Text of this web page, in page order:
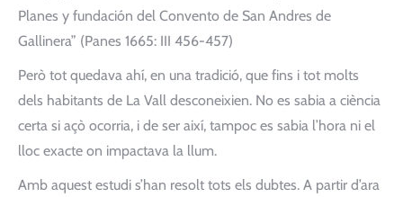
Planes y fundación del Convento de San Andres de
Gallinera” (Panes 1665: III 456-457)
Però tot quedava ahí, en una tradició, que fins i tot molts
dels habitants de La Vall desconeixien. No es sabia a ciència
certa si açò ocorria, i de ser així, tampoc es sabia l’hora ni el
lloc exacte on impactava la llum.
Amb aquest estudi s’han resolt tots els dubtes. A partir d’ara